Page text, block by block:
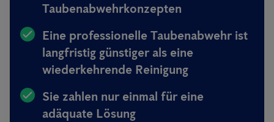
Taubenabwehrkonzepten
Eine professionelle Taubenabwehr ist
langfristig günstiger als eine
wiederkehrende Reinigung
Sie zahlen nur einmal für eine
adäquate Lösung